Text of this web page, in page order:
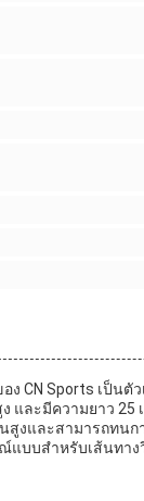
อง CN Sports เป็
และมีความยาว
สูงและสามารถทน
ณ์แบบสําหรับเส้นท